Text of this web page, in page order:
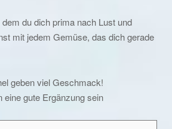
du dich prima nach Lust und
mit jedem Gemüse, das dich gerade
geben viel Geschmack!
eine gute Ergänzung sein